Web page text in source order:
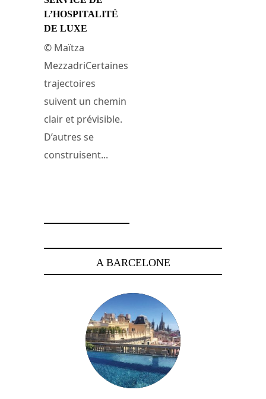
L’HOSPITALITÉ
DE LUXE
© Maïtza
MezzadriCertaines
trajectoires
suivent un chemin
clair et prévisible.
D’autres se
construisent...
A BARCELONE